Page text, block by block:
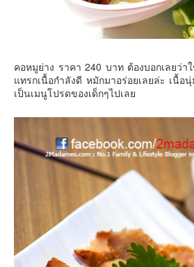
คอหมูย่าง ราคา 240 บาท ต้องบอกเลยว่
แทรกเนื้อกำลังดี หมักมาอร่อยเลยล่ะ เนื้อ
เป็นเมนูโปรดของเด็กๆไปเลย